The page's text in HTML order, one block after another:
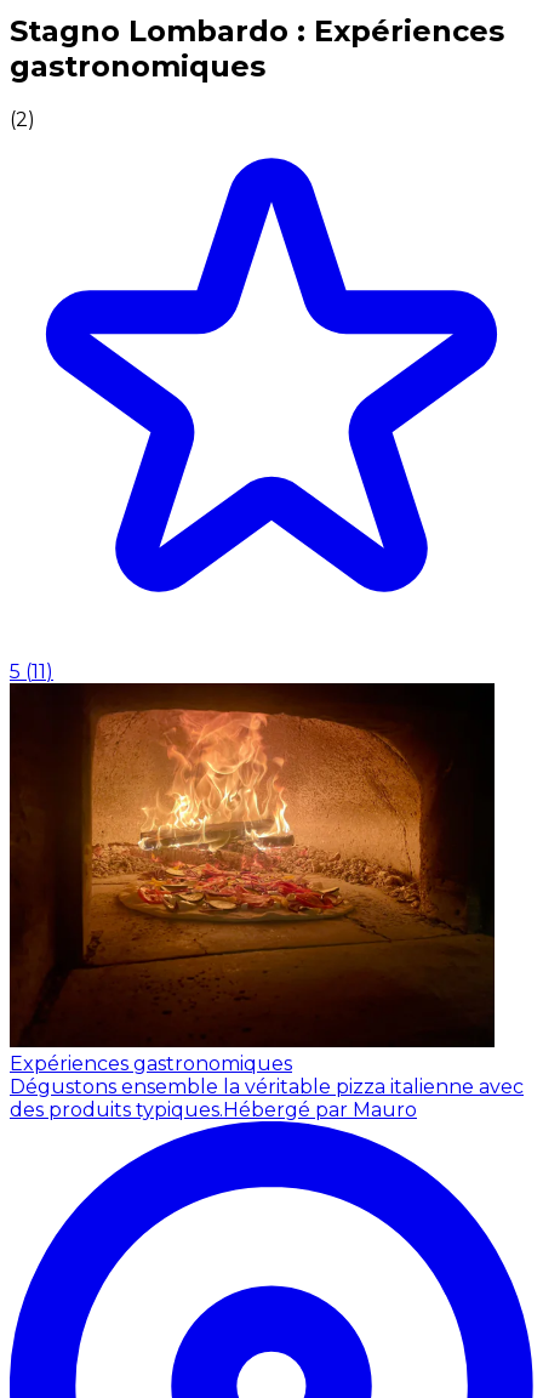
Expériences culinaires inoubliables : Expériences
Stagno Lombardo : Expériences
gastronomiques
(2)
5 (11)
Expériences gastronomiques
Dégustons ensemble la véritable pizza italienne avec
des produits typiques.Hébergé par Mauro